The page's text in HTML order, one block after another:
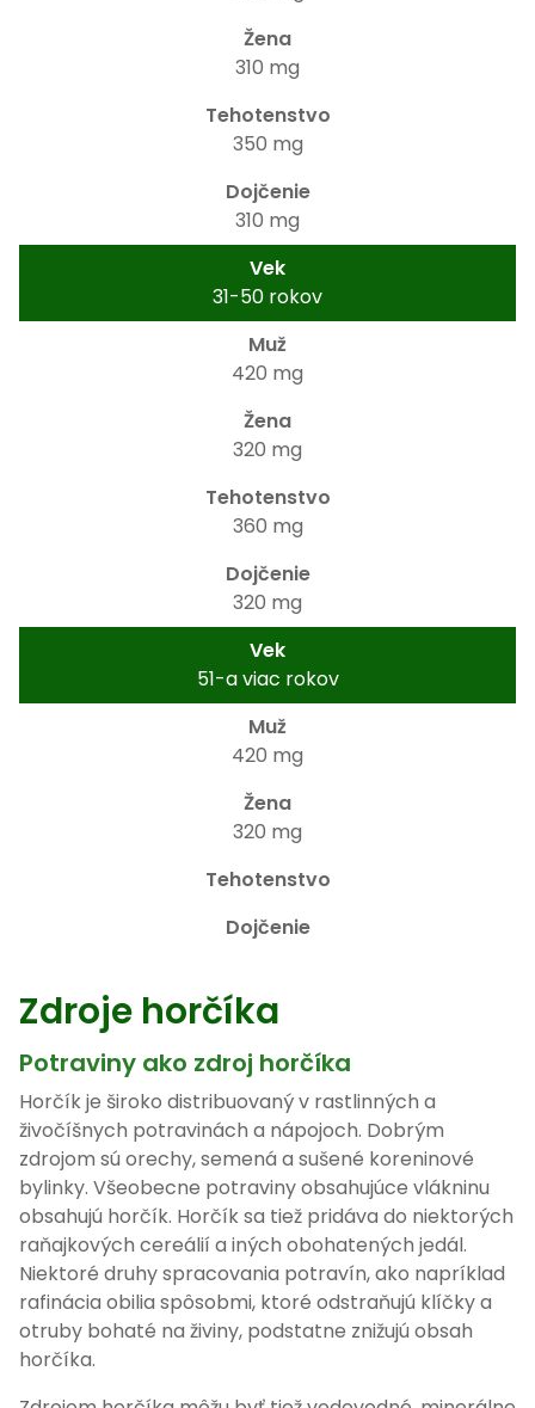
310 mg
350 mg
310 mg
31-50 rokov
420 mg
320 mg
360 mg
320 mg
51-a viac rokov
420 mg
320 mg
Zdroje horčíka
Potraviny ako zdroj horčíka
Horčík je široko distribuovaný v rastlinných a
živočíšnych potravinách a nápojoch. Dobrým
zdrojom sú orechy, semená a sušené koreninové
bylinky. Všeobecne potraviny obsahujúce vlákninu
obsahujú horčík. Horčík sa tiež pridáva do niektorých
raňajkových cereálií a iných obohatených jedál.
Niektoré druhy spracovania potravín, ako napríklad
rafinácia obilia spôsobmi, ktoré odstraňujú klíčky a
otruby bohaté na živiny, podstatne znižujú obsah
horčíka.